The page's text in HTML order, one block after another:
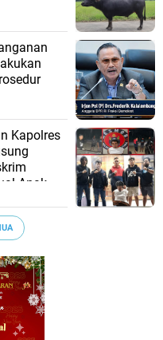
Kapolres
Anak